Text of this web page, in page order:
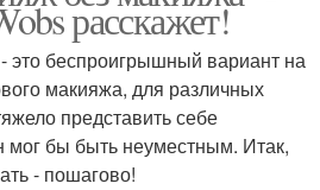
расскажет!
это беспроигрышный вариант на
макияжа, для различных
представить себе
мог бы быть неуместным. Итак,
- пошагово!